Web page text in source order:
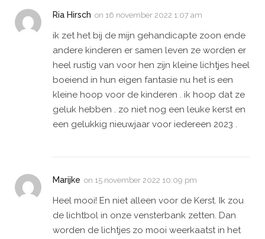
Ria Hirsch on 16 november 2022 1:07 am
ik zet het bij de mijn gehandicapte zoon ende
andere kinderen er samen leven ze worden er
heel rustig van voor hen zijn kleine lichtjes heel
boeiend in hun eigen fantasie nu het is een
kleine hoop voor de kinderen . ik hoop dat ze
geluk hebben . zo niet nog een leuke kerst en
een gelukkig nieuwjaar voor iedereen 2023 .
Marijke on 15 november 2022 10:09 pm
Heel mooi! En niet alleen voor de Kerst. Ik zou
de lichtbol in onze vensterbank zetten. Dan
worden de lichtjes zo mooi weerkaatst in het